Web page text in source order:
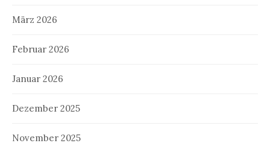
März 2026
Februar 2026
Januar 2026
Dezember 2025
November 2025